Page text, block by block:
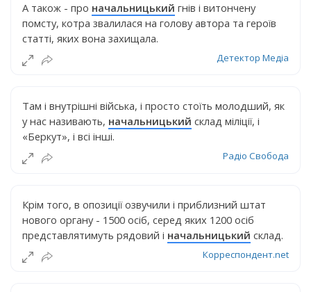
А також - про начальницький гнів і витончену
помсту, котра звалилася на голову автора та героїв
статті, яких вона захищала.
Детектор Медіа
Там і внутрішні війська, і просто стоїть молодший, як
у нас називають, начальницький склад міліції, і
«Беркут», і всі інші.
Радіо Свобода
Крім того, в опозиції озвучили і приблизний штат
нового органу - 1500 осіб, серед яких 1200 осіб
представлятимуть рядовий і начальницький склад.
Корреспондент.net